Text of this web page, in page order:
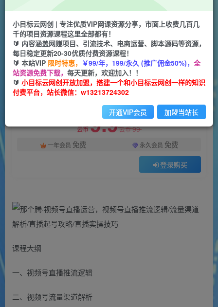
那个腾·视频号直播运营，​视频号直播推流逻辑/流
量渠道解析/直播起号攻略/直播实操技巧
一个小目标云网创
2年前发布
关注 私信
1559 134
此内容为付费阅读，请付费后查看
云币9.9云币99
一年会员 免费 永久会员 免费
登录购买
付费阅读
课程大纲
一、视频号直播推流逻辑
二、视频号流量渠道解析
小目标云网创 | 专注优质VIP网课资源分享，市面上收费几百几
千的项目资源课程这里全部都有！
🔰 内容涵盖网赚项目、引流技术、电商运营、脚本源码等资源，
每日稳定更新20-30优质付费资源课程！
🔰 本站VIP 限时特惠， ￥99/年，199/永久 (推广佣金50%)， 全
站资源免费下载， 每天更新，欢迎加入！！
🔰 小目标云网创开放加盟，搭建一个和小目标云网创一样的知识
付费平台，站长微信：w13213724302
开通VIP会员 加盟当站长